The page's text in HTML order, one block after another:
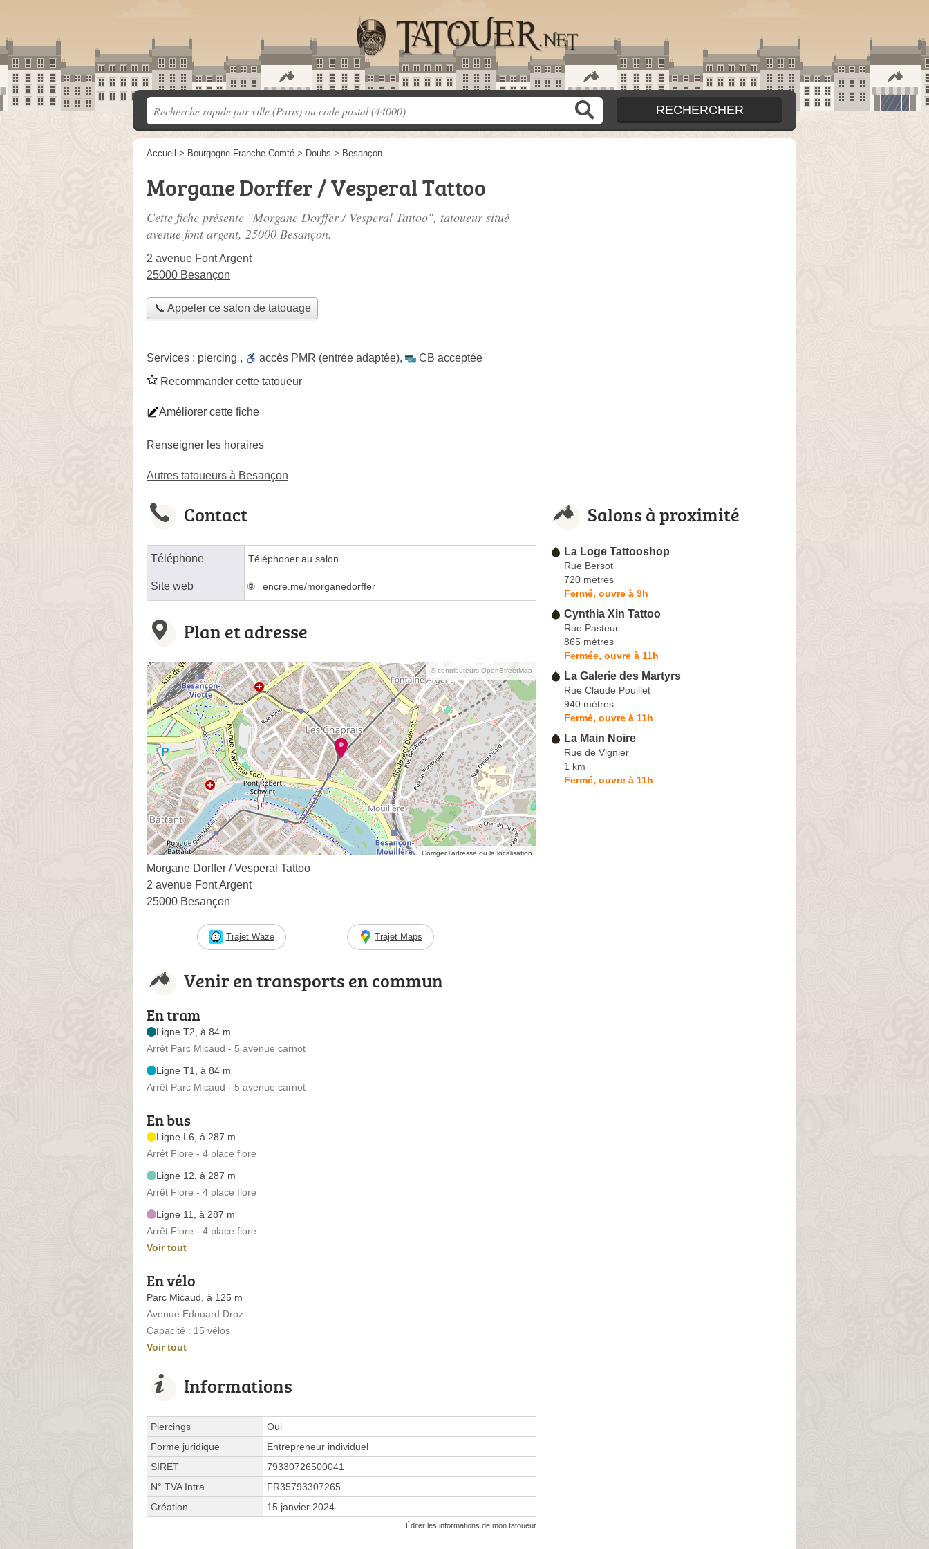
Accueil > Bourgogne-Franche-Comté > Doubs > Besançon
Morgane Dorffer / Vesperal Tattoo
Cette fiche présente "Morgane Dorffer / Vesperal Tattoo", tatoueur situé
avenue font argent, 25000 Besançon.
2 avenue Font Argent
25000 Besançon
📞 Appeler ce salon de tatouage
Services : piercing , accès PMR (entrée adaptée),
CB acceptée
Recommander cette tatoueur
Améliorer cette fiche
Renseigner les horaires
Autres tatoueurs à Besançon
Contact
Téléphone Téléphoner au salon
Site web encre.me/morganedorffer
Plan et adresse
© contributeurs OpenStreetMap
Corriger l’adresse ou la localisation
Morgane Dorffer / Vesperal Tattoo
2 avenue Font Argent
25000 Besançon
Trajet Waze Trajet Maps
Venir en transports en commun
En tram
Ligne T2, à 84 m
Arrêt Parc Micaud - 5 avenue carnot
Ligne T1, à 84 m
Arrêt Parc Micaud - 5 avenue carnot
En bus
Ligne L6, à 287 m
Arrêt Flore - 4 place flore
Ligne 12, à 287 m
Arrêt Flore - 4 place flore
Ligne 11, à 287 m
Arrêt Flore - 4 place flore
Voir tout
En vélo
Parc Micaud, à 125 m
Avenue Edouard Droz
Capacité : 15 vélos
Voir tout
Informations
Piercings
Oui
Forme juridique
Entrepreneur individuel
SIRET
79330726500041
N° TVA Intra.
FR35793307265
Création
15 janvier 2024
Éditer les informations de mon tatoueur
Salons à proximité
La Loge Tattooshop
Rue Bersot
720 mètres
Fermé, ouvre à 9h
Cynthia Xin Tattoo
Rue Pasteur
865 mètres
Fermée, ouvre à 11h
La Galerie des Martyrs
Rue Claude Pouillet
940 mètres
Fermé, ouvre à 11h
La Main Noire
Rue de Vignier
1 km
Fermé, ouvre à 11h